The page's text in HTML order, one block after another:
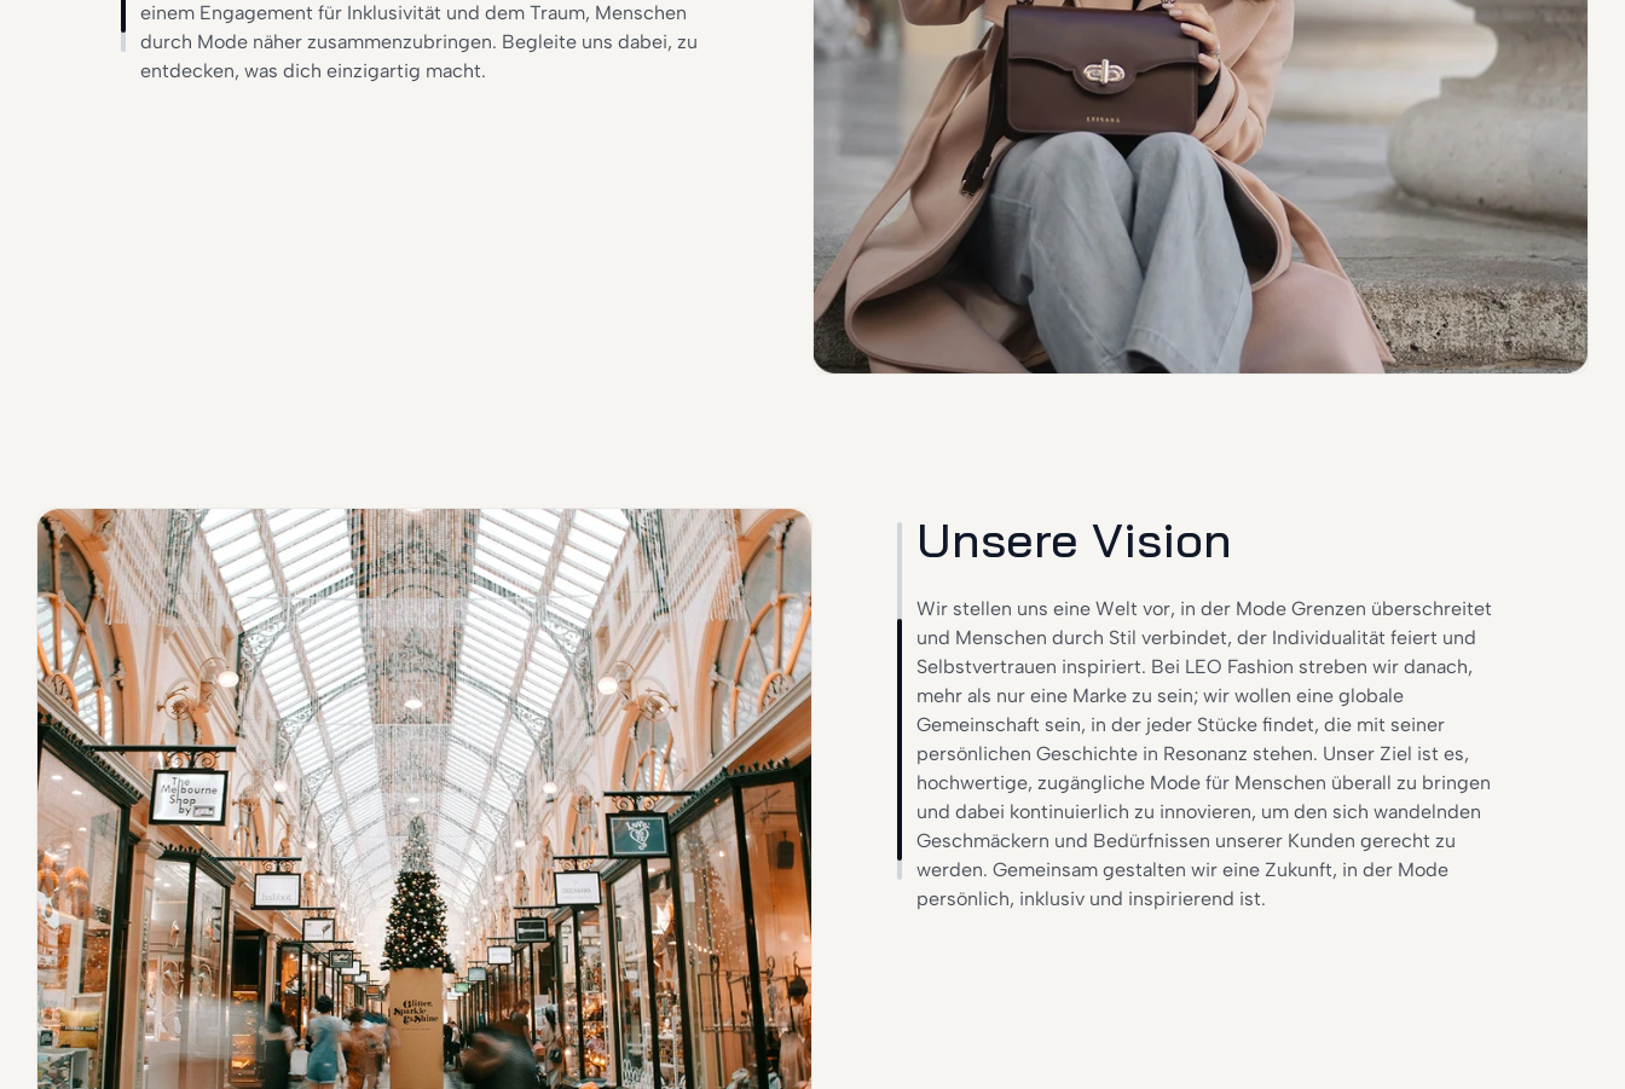
einem Engagement für Inklusivität und dem Traum, Menschen
durch Mode näher zusammenzubringen. Begleite uns dabei, zu
entdecken, was dich einzigartig macht.
Unsere Vision
Wir stellen uns eine Welt vor, in der Mode Grenzen überschreitet
und Menschen durch Stil verbindet, der Individualität feiert und
Selbstvertrauen inspiriert. Bei LEO Fashion streben wir danach,
mehr als nur eine Marke zu sein; wir wollen eine globale
Gemeinschaft sein, in der jeder Stücke findet, die mit seiner
persönlichen Geschichte in Resonanz stehen. Unser Ziel ist es,
hochwertige, zugängliche Mode für Menschen überall zu bringen
und dabei kontinuierlich zu innovieren, um den sich wandelnden
Geschmäckern und Bedürfnissen unserer Kunden gerecht zu
werden. Gemeinsam gestalten wir eine Zukunft, in der Mode
persönlich, inklusiv und inspirierend ist.